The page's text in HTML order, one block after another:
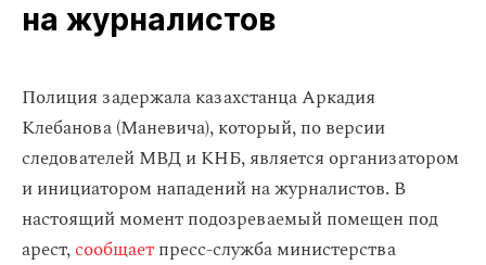
на журналистов
Полиция задержала казахстанца Аркадия
Клебанова (Маневича), который, по версии
следователей МВД и КНБ, является организатором
и инициатором нападений на журналистов. В
настоящий момент подозреваемый помещен под
арест,сообщаетпресс-служба министерства